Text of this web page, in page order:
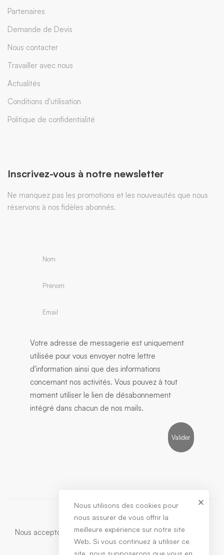
Partenaires
Demande de Devis
Nous contacter
Travailler avec nous
Actualités
Conditions d'utilisation
Politique de confidentialité
Inscrivez-vous à notre newsletter
Ne manquez pas les promotions et les nouveautés que nous
réservons à nos fidèles abonnés.
Votre adresse de messagerie est uniquement
utilisée pour vous envoyer notre lettre
d'information ainsi que des informations
concernant nos activités. Vous pouvez à tout
moment utiliser le lien de désabonnement
intégré dans chacun de nos mails.
Nous acceptons:
Nous utilisons des cookies pour
nous assurer de vous offrir la
meilleure expérience sur notre site
Web. Si vous continuez à utiliser ce
site, nous supposerons que vous en